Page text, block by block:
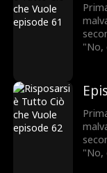
"No,
"No,